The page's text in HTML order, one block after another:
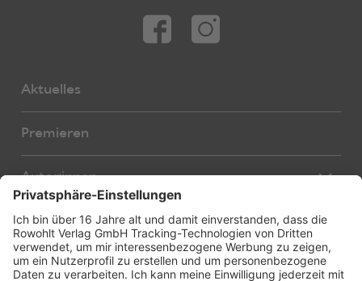
Aktuelles
Premieren
Autor:innen
Übersetzer:innen
Bearbeiter:innen
Stücke
Neue Stücke
E-Books
Foreign Rights